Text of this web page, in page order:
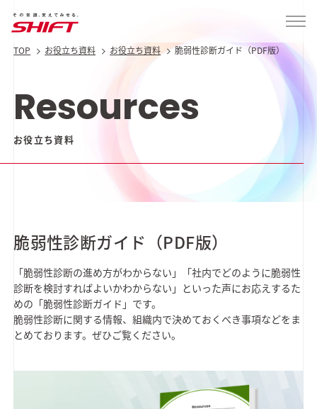
TOP お役立ち資料 お役立ち資料 脆弱性診断ガイド（PDF版）
Resources
お役立ち資料
脆弱性診断ガイド（PDF版）
「脆弱性診断の進め方がわからない」「社内でどのように脆弱性
診断を検討すればよいかわからない」といった声にお応えするた
めの「脆弱性診断ガイド」です。
脆弱性診断に関する情報、組織内で決めておくべき事項などをま
とめております。ぜひご覧ください。